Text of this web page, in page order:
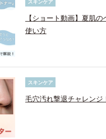
スキンケア
【ショート動画】夏肌
使い方
スキンケア
毛穴汚れ撃退チャレンジ